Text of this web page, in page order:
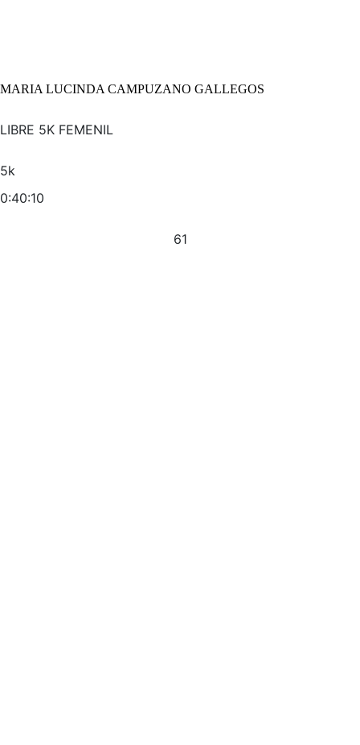
MARIA LUCINDA CAMPUZANO GALLEGOS
LIBRE 5K FEMENIL
5k
0:40:10
61